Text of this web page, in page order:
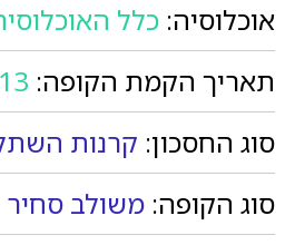
אוכלוסיה: כלל
תאריך הקמת הקופה:
סוג החסכון: קרנות
סוג הקופה: משולב סחיר